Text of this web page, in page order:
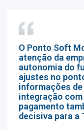
O Ponto Soft
atenção da
autonomia do
ajustes no
informações
integração
pagamento
decisiva para a